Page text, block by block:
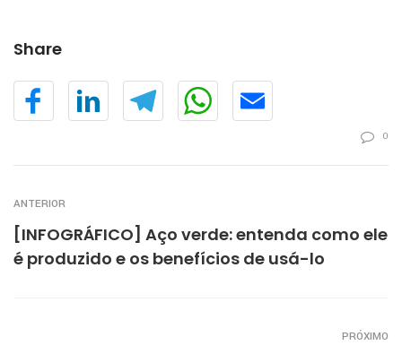
Share
0
ANTERIOR
[INFOGRÁFICO] Aço verde: entenda como ele
é produzido e os benefícios de usá-lo
PRÓXIMO